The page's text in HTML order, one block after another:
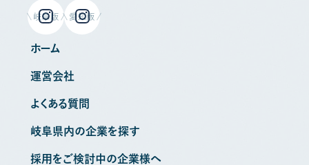
岐阜版 愛知版
ホーム
運営会社
よくある質問
岐阜県内の企業を探す
採用をご検討中の企業様へ